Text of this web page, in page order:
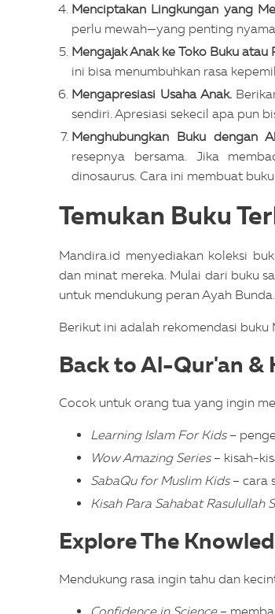
Menciptakan Lingkungan yang
perlu mewah—yang penting
Mengajak Anak ke Toko Buku atau
ini bisa menumbuhkan rasa
Mengapresiasi Usaha Anak.
sendiri. Apresiasi sekecil apa pun
Menghubungkan Buku dengan
resepnya bersama. Jika
dinosaurus. Cara ini membuat
Temukan Buku
Mandira.id menyediakan koleksi
dan minat mereka. Mulai dari buku
untuk mendukung peran Ayah Bunda.
Berikut ini adalah rekomendasi
Back to Al-Qur'an &
Cocok untuk orang tua yang ingin
Learning Islam For Kids–
Wow Amazing Series– kisah-
SabaQu for Muslim Kids– cara
Kisah Para Sahabat Rasulullah
Explore The
Mendukung rasa ingin tahu dan
Confidence in Science–